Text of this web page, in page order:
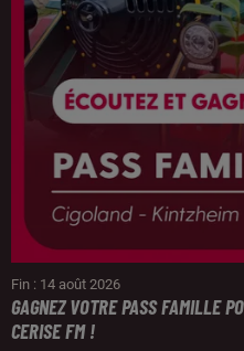
Fin : 14 août 2026
GAGNEZ VOTRE PASS FAMILLE
CERISE FM !